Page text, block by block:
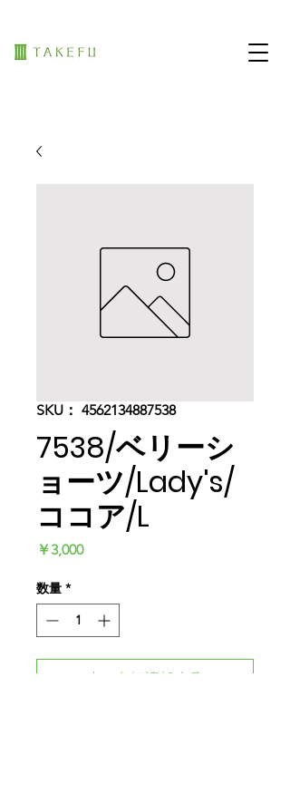
SKU： 4562134887538
7538/ベリーシ
ョーツ/Lady's/
ココア/L
￥3,000価
数量 *
カートに追加する